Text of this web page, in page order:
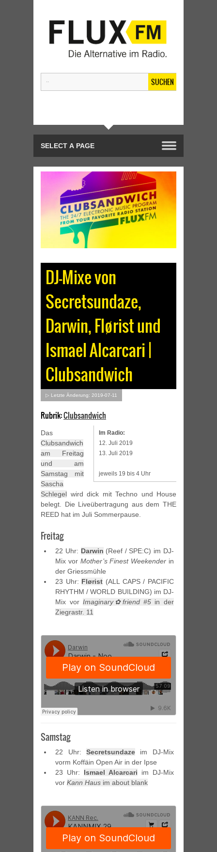
SUCHEN
DJ-Mixe von
Secretsundaze,
Darwin, Flørist und
Ismael Alcarcari |
Clubsandwich
▷ Letzte Änderung: 2019-07-11
Rubrik:Clubsandwich
Im Radio:
12. Juli 2019
13. Juli 2019
jeweils 19 bis 4 Uhr
Das
Clubsandwich
am Freitag
und am
Samstag mit
Sascha
Schlegel wird dick mit Techno und House
belegt. Die Liveübertragung aus dem THE
REED hat im Juli Sommerpause.
Freitag
22 Uhr: Darwin (Reef / SPE:C) im DJ-
Mix vor Mother’s Finest Weekender in
der Griessmühle
23 Uhr: Flørist (ALL CAPS / PACIFIC
RHYTHM / WORLD BUILDING) im DJ-
Mix vor Imaginary✿friend #5 in der
Ziegrastr. 11
Samstag
22 Uhr: Secretsundaze im DJ-Mix
vorm Koffäin Open Air in der Ipse
23 Uhr: Ismael Alcarcari im DJ-Mix
vorKann Haus im about blank